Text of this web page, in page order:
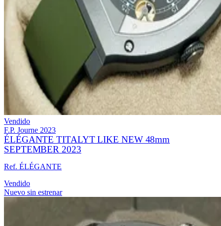
Vendido
F.P. Journe 2023
ÉLÉGANTE TITALYT LIKE NEW 48mm
SEPTEMBER 2023
Ref. ÉLÉGANTE
Vendido
Nuevo sin estrenar